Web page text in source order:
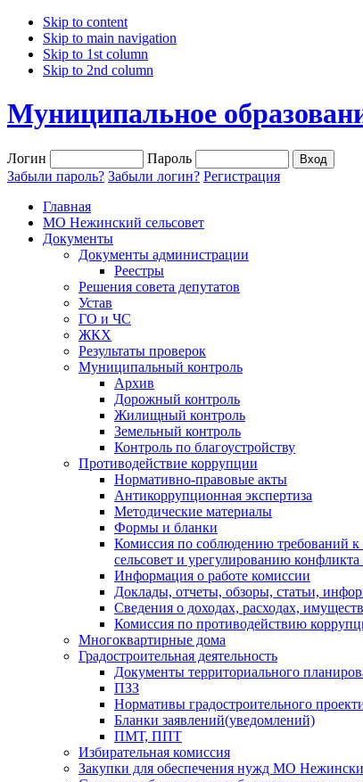
Skip to content
Skip to main navigation
Skip to 1st column
Skip to 2nd column
Муниципальное
Логин
Пароль
Забыли пароль? Забыли логин? Регистрация
Главная
МО Нежинский сельсовет
Документы
Документы администрации
Реестры
Решения совета депутатов
Устав
ГО и ЧС
ЖКХ
Результаты проверок
Муниципальный контроль
Архив
Дорожный контроль
Жилищный контроль
Земельный контроль
Контроль по благоустройству
Противодействие коррупции
Нормативно-правовые акты
Антикоррупционная экспертиза
Методические материалы
Формы и бланки
Комиссия по соблюдению требований
сельсовет и урегулированию конфликта
Информация о работе комиссии
Доклады, отчеты, обзоры, статьи,
Сведения о доходах, расходах,
Комиссия по противодействию
Многоквартирные дома
Градостроительная деятельность
Документы территориального
ПЗЗ
Нормативы градостроительного
Бланки заявлений(уведомлений)
ПМТ, ППТ
Избирательная комиссия
Закупки для обеспечения нужд МО